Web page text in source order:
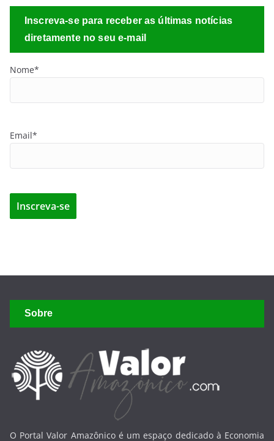
Inscreva-se para receber as últimas notícias
diretamente no seu e-mail
Nome*
Email*
Sobre
O Portal Valor Amazônico é um espaço dedicado à Economia